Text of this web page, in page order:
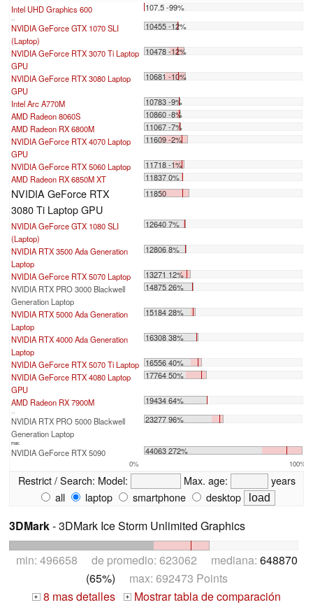
Intel UHD Graphics 600 107.5 -99%
...
NVIDIA GeForce GTX 1070 SLI
(Laptop)
10455 -12%
NVIDIA GeForce RTX 3070 Ti Laptop
GPU
10478 -12%
NVIDIA GeForce RTX 3080 Laptop
GPU
10681 -10%
Intel Arc A770M
10783 -9%
AMD Radeon 8060S
10860 -8%
AMD Radeon RX 6800M
11067 -7%
NVIDIA GeForce RTX 4070 Laptop
GPU
11609 -2%
NVIDIA GeForce RTX 5060 Laptop
11718 -1%
AMD Radeon RX 6850M XT
11837 0%
NVIDIA GeForce RTX
3080 Ti Laptop GPU
11850
NVIDIA GeForce GTX 1080 SLI
(Laptop)
12640 7%
NVIDIA RTX 3500 Ada Generation
Laptop
12806 8%
NVIDIA GeForce RTX 5070 Laptop
13271 12%
NVIDIA RTX PRO 3000 Blackwell
Generation Laptop
14875 26%
NVIDIA RTX 5000 Ada Generation
Laptop
15184 28%
NVIDIA RTX 4000 Ada Generation
Laptop
16308 38%
NVIDIA GeForce RTX 5070 Ti Laptop 16556 40%
NVIDIA GeForce RTX 4080 Laptop
GPU
17764 50%
AMD Radeon RX 7900M 19434 64%
...
NVIDIA RTX PRO 5000 Blackwell
Generation Laptop
23277 96%
max:
NVIDIA GeForce RTX 5090 44063 272%
0% 100%
Restrict / Search: Model: Max. age:
years
all
laptop smartphone desktop
3DMark- 3DMark Ice Storm Unlimited Graphics
min: 496658 de promedio: 623062 mediana: 648870
(65%) max: 692473 Points
+ 8 mas detalles +
Mostrar tabla de comparación